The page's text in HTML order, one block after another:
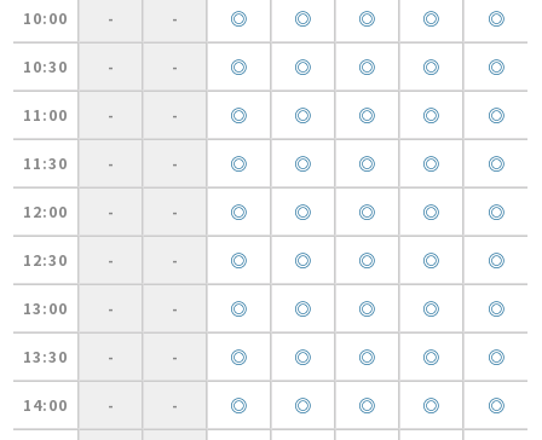
10:00 - - ◎ ◎ ◎ ◎ ◎
10:30 - - ◎ ◎ ◎ ◎ ◎
11:00 - - ◎ ◎ ◎ ◎ ◎
11:30 - - ◎ ◎ ◎ ◎ ◎
12:00 - - ◎ ◎ ◎ ◎ ◎
12:30 - - ◎ ◎ ◎ ◎ ◎
13:00 - - ◎ ◎ ◎ ◎ ◎
13:30 - - ◎ ◎ ◎ ◎ ◎
14:00 - - ◎ ◎ ◎ ◎ ◎